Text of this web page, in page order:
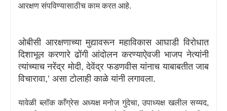
आरक्षण संपविण्यासाठीच काम करत आहे.
ओबीसी आरक्षणाच्या मुद्यावरून महाविकास आघाडी विरोधात
दिशाभूल करणारे ढोंगी आंदोलन करण्याऐवजी भाजप नेत्यांनी
त्यांच्याच नरेंद्र मोदी,देवेंद्र फडणवीस यांनाच याबाबतीत जाब
विचारावा,’ असा टोलाही काळे यांनी लगावला.
यावेळी ब्लॉक काँग्रेस अध्यक्ष मनोज गुंदेचा,उपाध्यक्ष खलील सय्यद,